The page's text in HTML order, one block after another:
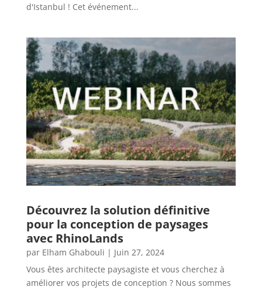
d'Istanbul ! Cet événement...
Découvrez la solution définitive
pour la conception de paysages
avec RhinoLands
par Elham Ghabouli | Juin 27, 2024
Vous êtes architecte paysagiste et vous cherchez à
améliorer vos projets de conception ? Nous sommes